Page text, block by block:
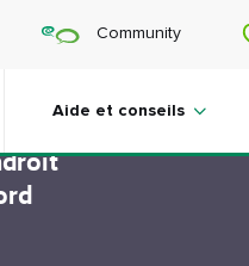
Community
Aide et conseils